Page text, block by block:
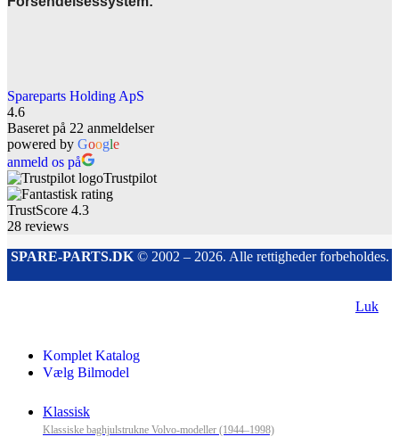
Spareparts Holding ApS
4.6
Baseret på 22 anmeldelser
powered by Google
anmeld os på
Trustpilot
TrustScore 4.3
28 reviews
SPARE-PARTS.DK© 2002 – 2026. Alle rettigheder forbeholdes.
Luk
Komplet Katalog
Vælg Bilmodel
Klassisk
Klassiske baghjulstrukne Volvo-modeller (1944–1998)